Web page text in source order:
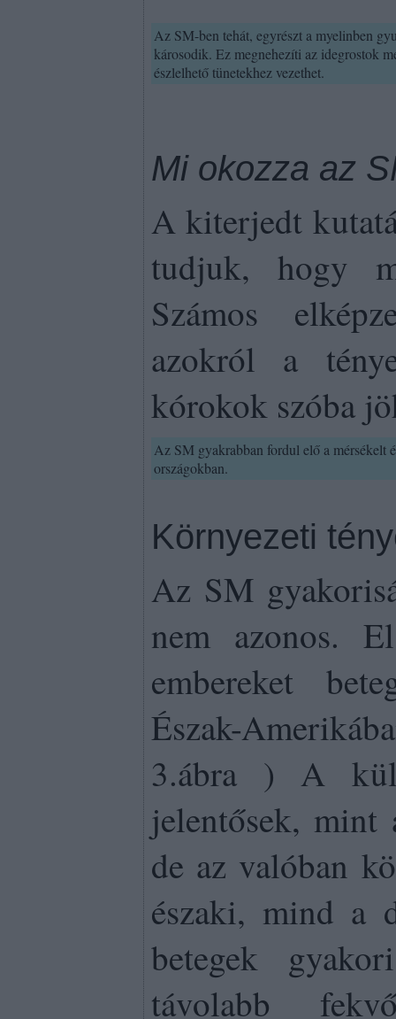
Az SM-ben tehát, egyrészt a myelinben
károsodik. Ez megnehezíti az idegrostok
észlelhető tünetekhez vezethet.
Mi okozza az
A kiterjedt
tudjuk, hogy
Számos
azokról a
kórokok szóba
Az SM gyakrabban fordul elő a mérsékelt
országokban.
Környezeti
Az SM
nem azonos.
embereket
Észak-
3.ábra ) A
jelentősek, mint
de az valóban
északi, mind a
betegek
távolabb